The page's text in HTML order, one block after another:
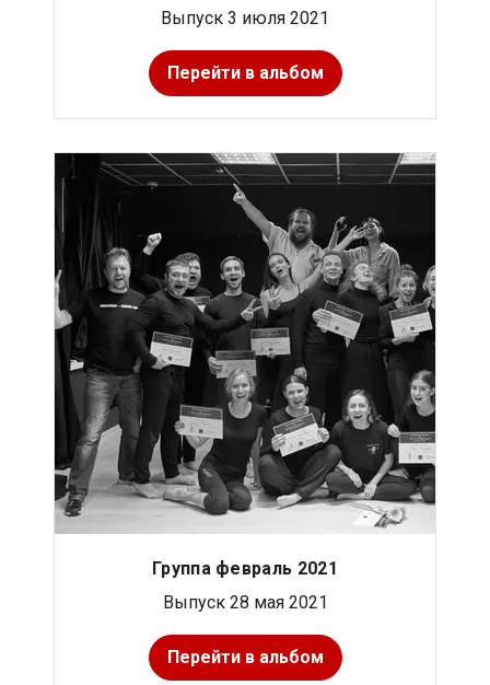
Выпуск 3 июля 2021
Перейти в альбом
Группа февраль 2021
Выпуск 28 мая 2021
Перейти в альбом